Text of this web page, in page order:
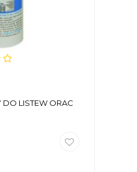
LISTEW ORAC